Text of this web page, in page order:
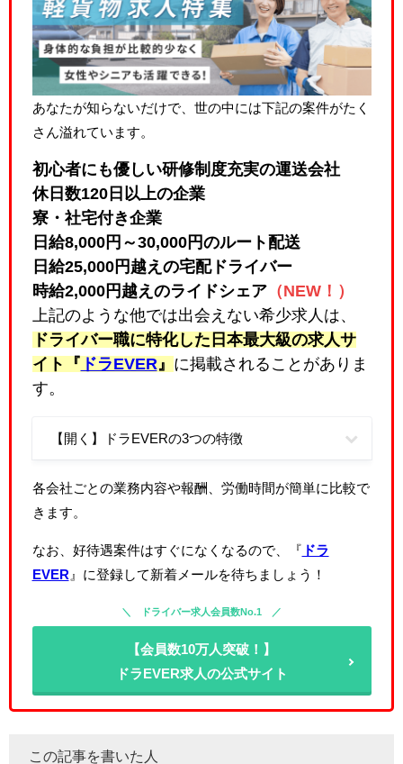
あなたが知らないだけで、世の中には下記の案件がたく
さん溢れています。
初心者にも優しい研修制度充実の運送会社
休日数120日以上の企業
寮・社宅付き企業
日給8,000円～30,000円のルート配送
日給25,000円越えの宅配ドライバー
時給2,000円越えのライドシェア（NEW！）
上記のような他では出会えない希少求人は、
ドライバー職に特化した日本最大級の求人サ
イト『 ドラEVER 』 に掲載されることがありま
す。
【開く】ドラEVERの3つの特徴
各会社ごとの業務内容や報酬、労働時間が簡単に比較で
きます。
なお、好待遇案件はすぐになくなるので、『 ドラ
EVER 』に登録して新着メールを待ちましょう！
ドライバー求人会員数No.1
【会員数10万人突破！】
ドラEVER求人の公式サイト
この記事を書いた人